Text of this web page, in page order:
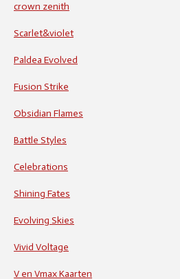
crown zenith
Scarlet&violet
Paldea Evolved
Fusion Strike
Obsidian Flames
Battle Styles
Celebrations
Shining Fates
Evolving Skies
Vivid Voltage
V en Vmax Kaarten